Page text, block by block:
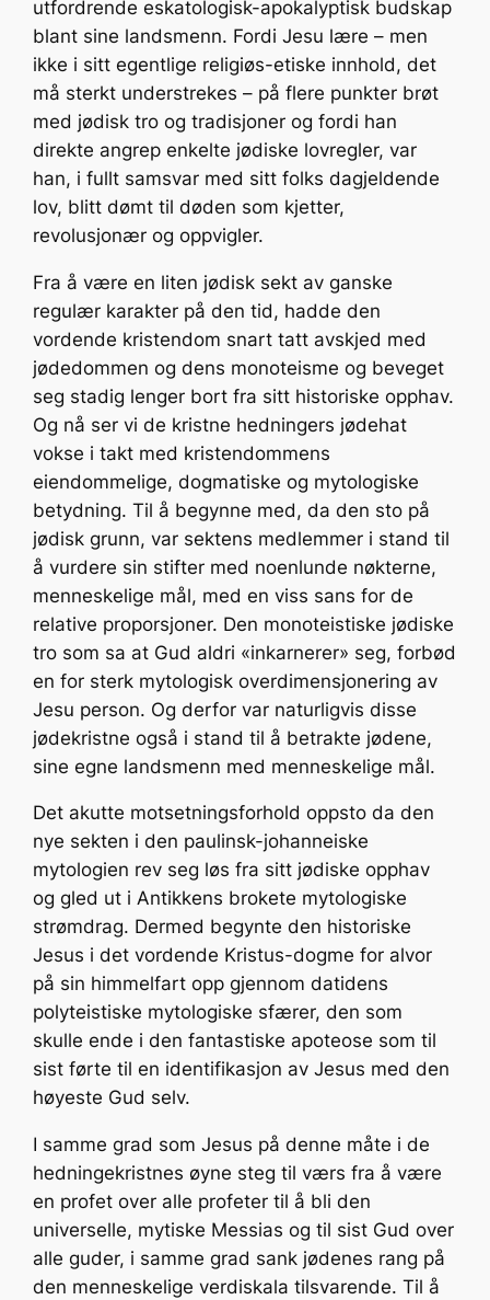
utfordrende eskatologisk-apokalyptisk budskap
blant sine landsmenn. Fordi Jesu lære – men
ikke i sitt egentlige religiøs-etiske innhold, det
må sterkt understrekes – på flere punkter brøt
med jødisk tro og tradisjoner og fordi han
direkte angrep enkelte jødiske lovregler, var
han, i fullt samsvar med sitt folks dagjeldende
lov, blitt dømt til døden som kjetter,
revolusjonær og oppvigler.
Fra å være en liten jødisk sekt av ganske
regulær karakter på den tid, hadde den
vordende kristendom snart tatt avskjed med
jødedommen og dens monoteisme og beveget
seg stadig lenger bort fra sitt historiske opphav.
Og nå ser vi de kristne hedningers jødehat
vokse i takt med kristendommens
eiendommelige, dogmatiske og mytologiske
betydning. Til å begynne med, da den sto på
jødisk grunn, var sektens medlemmer i stand til
å vurdere sin stifter med noenlunde nøkterne,
menneskelige mål, med en viss sans for de
relative proporsjoner. Den monoteistiske jødiske
tro som sa at Gud aldri «inkarnerer» seg, forbød
en for sterk mytologisk overdimensjonering av
Jesu person. Og derfor var naturligvis disse
jødekristne også i stand til å betrakte jødene,
sine egne landsmenn med menneskelige mål.
Det akutte motsetningsforhold oppsto da den
nye sekten i den paulinsk-johanneiske
mytologien rev seg løs fra sitt jødiske opphav
og gled ut i Antikkens brokete mytologiske
strømdrag. Dermed begynte den historiske
Jesus i det vordende Kristus-dogme for alvor
på sin himmelfart opp gjennom datidens
polyteistiske mytologiske sfærer, den som
skulle ende i den fantastiske apoteose som til
sist førte til en identifikasjon av Jesus med den
høyeste Gud selv.
I samme grad som Jesus på denne måte i de
hedningekristnes øyne steg til værs fra å være
en profet over alle profeter til å bli den
universelle, mytiske Messias og til sist Gud over
alle guder, i samme grad sank jødenes rang på
den menneskelige verdiskala tilsvarende. Til å